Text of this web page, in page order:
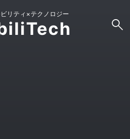
リティ×テクノロジー